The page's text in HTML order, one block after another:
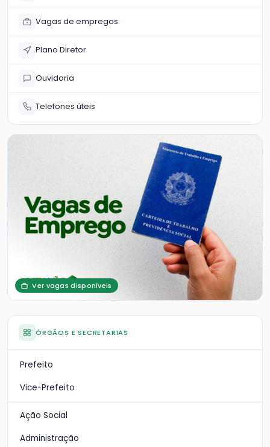
Vagas de empregos
Plano Diretor
Ouvidoria
Telefones úteis
Ver vagas disponíveis
ÓRGÃOS E SECRETARIAS
Prefeito
Vice-Prefeito
Ação Social
Administração